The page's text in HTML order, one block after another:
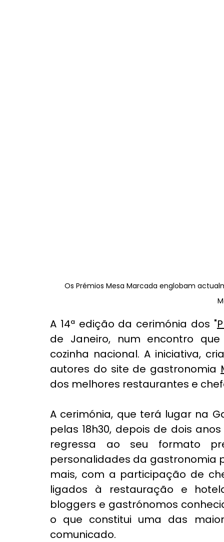
Os Prémios Mesa Marcada englobam
A 14ª edição da cerimónia dos "
de Janeiro, num encontro
cozinha nacional. A iniciativa,
autores do site de gastronomia
dos melhores restaurantes e
A cerimónia, que terá lugar na
pelas 18h30, depois de dois
regressa ao seu formato
personalidades da gastronomia
mais, com a participação de
ligados à restauração e
bloggers e gastrónomos
o que constitui uma das
comunicado.